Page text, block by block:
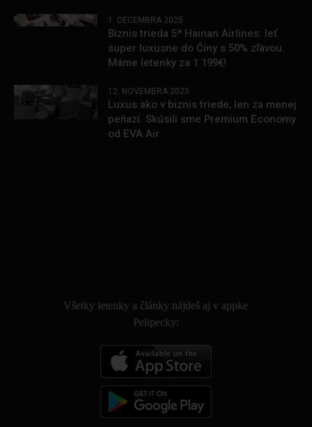
1. DECEMBRA 2025
Biznis trieda 5* Hainan Airlines: leť
super luxusne do Číny s 50% zľavou.
Máme letenky za 1 199€!
12. NOVEMBRA 2025
Luxus ako v biznis triede, len za menej
peňazí. Skúsili sme Premium Economy
od EVA Air
Všetky letenky a články nájdeš aj v appke
Pelipecky: